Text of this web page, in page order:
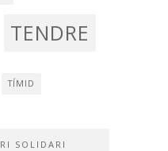
TENDRE
TÍMID
SOLIDARI